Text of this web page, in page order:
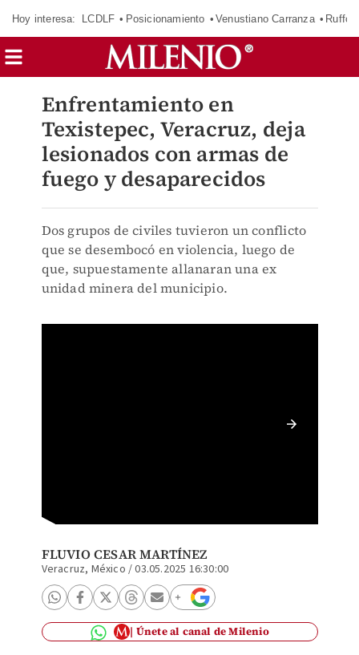
Hoy interesa: LCDLF Posicionamiento Venustiano Carranza Ruffo
Enfrentamiento en
Texistepec, Veracruz, deja
lesionados con armas de
fuego y desaparecidos
Dos grupos de civiles tuvieron un conflicto
que se desembocó en violencia, luego de
que, supuestamente allanaran una ex
unidad minera del municipio.
FLUVIO CESAR MARTÍNEZ
Veracruz, México /03.05.2025 16:30:00
Únete al canal de Milenio